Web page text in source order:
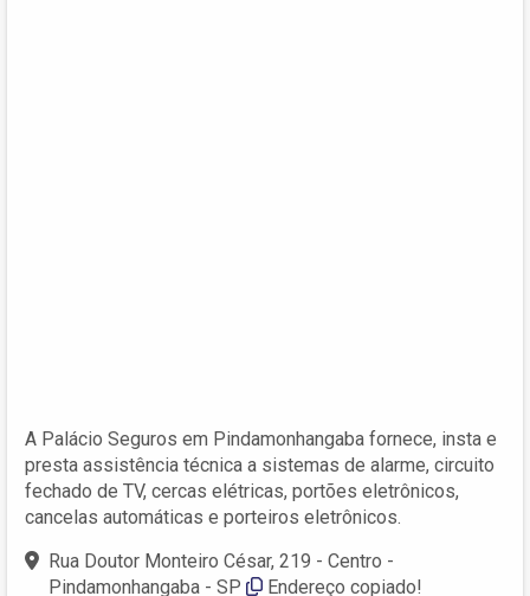
A Palácio Seguros em Pindamonhangaba fornece, insta e
presta assistência técnica a sistemas de alarme, circuito
fechado de TV, cercas elétricas, portões eletrônicos,
cancelas automáticas e porteiros eletrônicos.
Rua Doutor Monteiro César, 219 - Centro -
Pindamonhangaba - SP
Endereço copiado!